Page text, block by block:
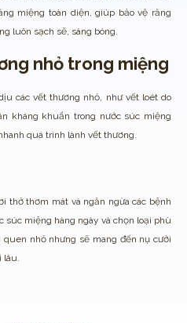
miệng toàn diện, giúp bảo vệ răng
luôn sạch sẽ, sáng bóng.
nhỏ trong miệng
các vết thương nhỏ, như vết loét do
kháng khuẩn trong nước súc miệng
quá trình lành vết thương.
thở thơm mát và ngăn ngừa các bệnh
súc miệng hàng ngày và chọn loại phù
nhỏ nhưng sẽ mang đến nụ cười